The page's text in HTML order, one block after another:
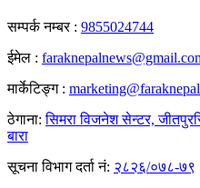
सम्पर्क नम्बर : 9855024744
ईमेल :
मार्केटिङ्ग :
ठेगाना:सिमरा विजनेश सेन्टर,
बारा
सूचना विभाग दर्ता नं: २८२६/०७८-७९